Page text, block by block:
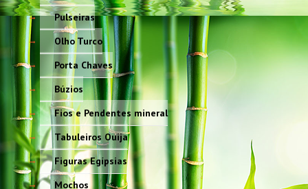
Pulseiras
Olho Turco
Porta Chaves
Búzios
Fios e Pendentes mineral
Tabuleiros Ouija
Figuras Egípsias
Mochos